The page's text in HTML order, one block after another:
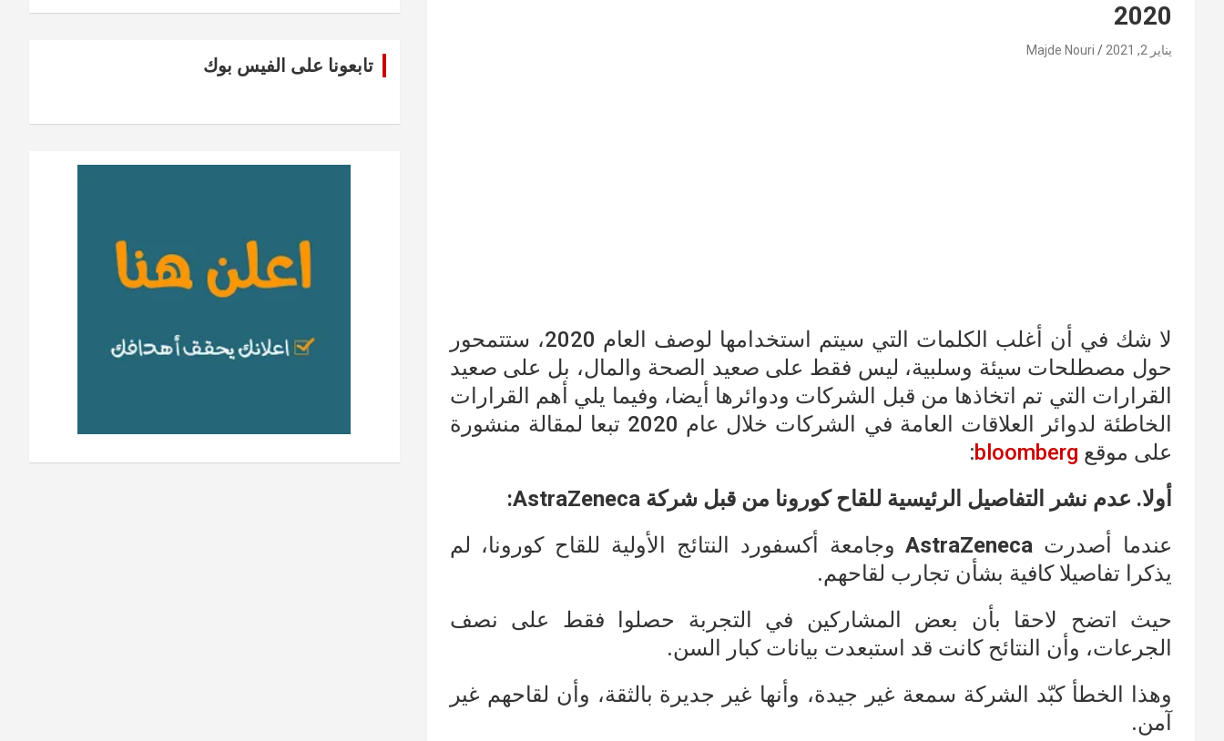
2020
يناير 2, 2021 Majde Nouri
لا شك في أن أغلب الكلمات التي سيتم استخدامها لوصف العام 2020، ستتمحور
حول مصطلحات سيئة وسلبية، ليس فقط على صعيد الصحة والمال، بل على صعيد
القرارات التي تم اتخاذها من قبل الشركات ودوائرها أيضا، وفيما يلي أهم القرارات
الخاطئة لدوائر العلاقات العامة في الشركات خلال عام 2020 تبعا لمقالة منشورة
على موقع bloomberg
:
أولا. عدم نشر التفاصيل الرئيسية للقاح كورونا من قبل شركة AstraZeneca:
عندما أصدرت AstraZeneca وجامعة أكسفورد النتائج الأولية للقاح كورونا، لم
يذكرا تفاصيلا كافية بشأن تجارب لقاحهم.
حيث اتضح لاحقا بأن بعض المشاركين في التجربة حصلوا فقط على نصف
الجرعات، وأن النتائح كانت قد استبعدت بيانات كبار السن.
وهذا الخطأ كبّد الشركة سمعة غير جيدة، وأنها غير جديرة بالثقة، وأن لقاحهم غير
آمن.
تابعونا على الفيس بوك